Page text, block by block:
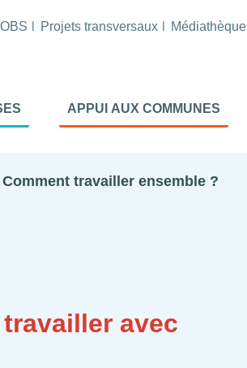
Projets transversaux Médiathèque
APPUI AUX COMMUNES
Comment travailler ensemble ?
avec